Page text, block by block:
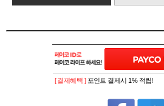
[ 결제혜택 ] 포인트 결제시 1% 적립!